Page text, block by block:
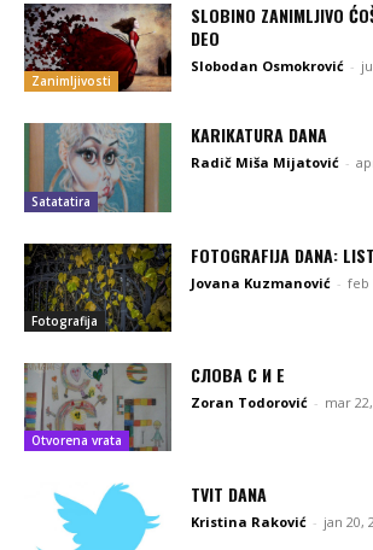
Zanimljivosti
SLOBINO ZANIMLJIVO
DEO
Slobodan Osmokrović -
Satatatira
KARIKATURA DANA
Radič Miša Mijatović -
Fotografija
FOTOGRAFIJA DANA:
Jovana Kuzmanović - feb
Otvorena vrata
СЛОВА С И Е
Zoran Todorović - mar
TVIT DANA
Kristina Raković - jan 20,